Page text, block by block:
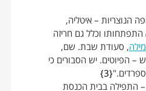
הנוצריות – איטליה,
וכלל גם חריזה
, סעודת שבת. שם,
הפיוטים. יש הסבורים כי
3
– התפילה בבית הכנסת